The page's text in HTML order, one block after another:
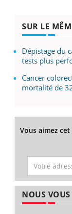
SUR LE
Dépistage du
tests plus
Cancer
mortalité de
Vous aimez
NOUS